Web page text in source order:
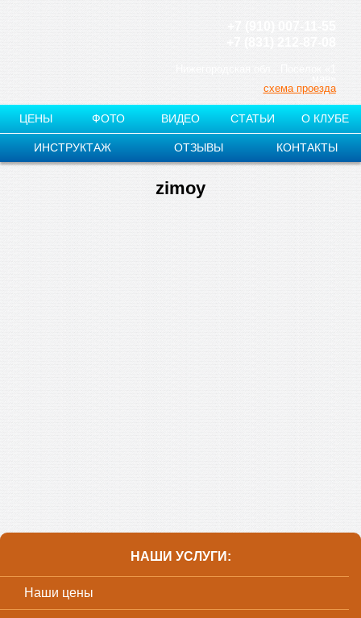
+7 (910) 007-11-55
+7 (831) 212-87-08
схема проезда
ЦЕНЫ ФОТО ВИДЕО СТАТЬИ О КЛУБЕ
ИНСТРУКТАЖ ОТЗЫВЫ КОНТАКТЫ
zimoy
НАШИ УСЛУГИ:
Наши цены